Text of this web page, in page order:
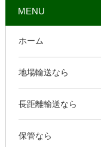
MENU
ホーム
地場輸送なら
長距離輸送なら
保管なら